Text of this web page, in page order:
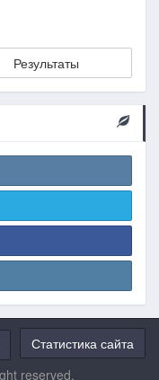
Результаты
Статистика сайта
reserved.